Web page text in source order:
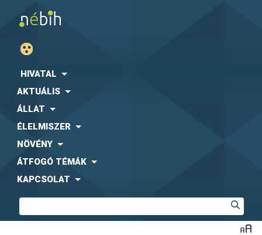
HIVATAL
AKTUÁLIS
ÁLLAT
ÉLELMISZER
NÖVÉNY
ÁTFOGÓ TÉMÁK
KAPCSOLAT